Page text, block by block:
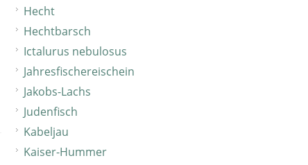
Hecht
Hechtbarsch
Ictalurus nebulosus
Jahresfischereischein
Jakobs-Lachs
Judenfisch
Kabeljau
Kaiser-Hummer